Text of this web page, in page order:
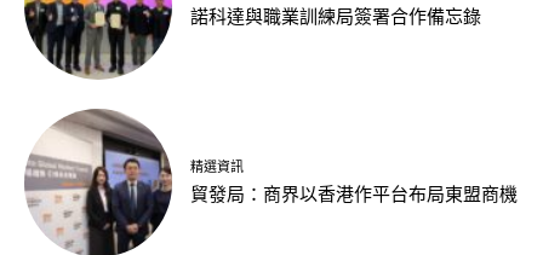
諾科達與職業訓練局簽署合作備忘錄
精選資訊
貿發局：商界以香港作平台布局東盟商機